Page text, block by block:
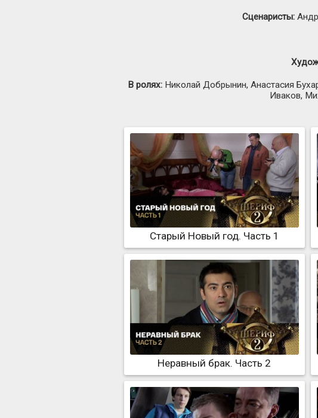
Сценаристы:
В ролях:Николай Добрынин, Анастасия
Иваков,
Старый Новый год. Часть 1
Неравный брак. Часть 2